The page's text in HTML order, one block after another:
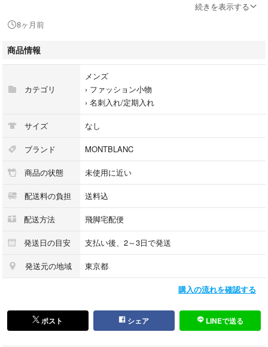
【N】 新品
【S】 未使用品（展示品など）
【A】 傷汚れが少なく状態の良い商品
【B】 程よい使用感や多少の傷、汚れはあるが程度良好の商品
【C】 使用感の他、目立つ傷や汚れが見れる商品
【D】 かなり大きな痛みがある難あり商品
※記載させていただきました状態説明・ランクは、あくまで弊社基準にて
判断したものとなります。
その為、個人差による主観の差が生じる場合も御座いますので、あらかじ
めご了承頂いた上で、ご検討下さいませ。
pleasure（株式会社peace）が販売しています。
出品中の商品につきましては全て正規品(本物）でございます。
（古物許可証第305521507463東京都公安委員会）
All the products currently on sale are genuine and authentic.
続きを表示する
8ヶ月前
商品情報
カテゴリ
メンズ
› ファッション小物
› 名刺入れ/定期入れ
サイズ なし
ブランド MONTBLANC
商品の状態 未使用に近い
配送料の負担 送料込
配送方法 飛脚宅配便
発送日の目安 支払い後、2～3日で発送
発送元の地域 東京都
購入の流れを確認する
ポスト シェア LINEで送る